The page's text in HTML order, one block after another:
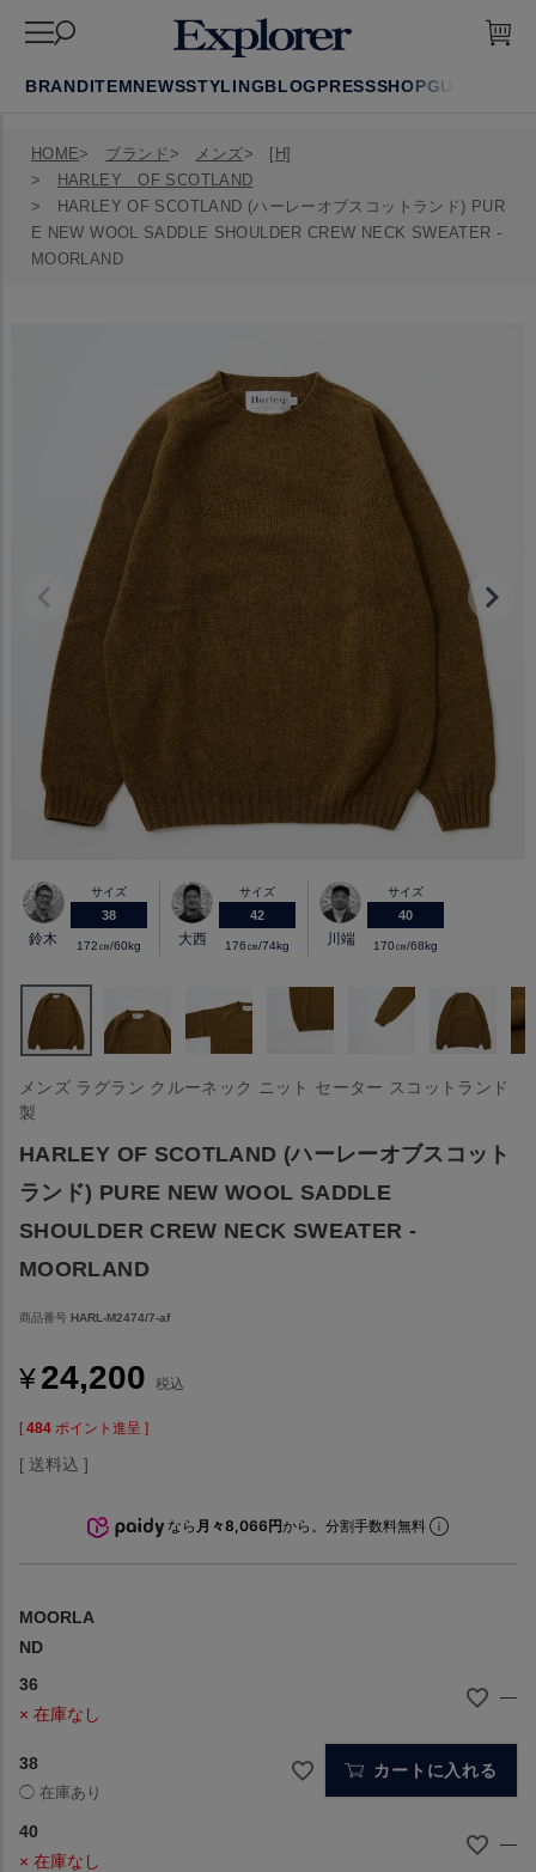
BRANDITEMNEWSSTYLINGBLOGPRESSSHOPGUIDE
HOME ブランド メンズ
[H]
HARLEY OF SCOTLAND
HARLEY OF SCOTLAND (ハーレーオブスコットランド) PUR
E NEW WOOL SADDLE SHOULDER CREW NECK SWEATER -
MOORLAND
鈴木
サイズ
38
172㎝/60kg 大西
サイズ
42
176㎝/74kg 川端
サイズ
40
170㎝/68kg
メンズ ラグラン クルーネック ニット セーター スコットランド
製
HARLEY OF SCOTLAND (ハーレーオブスコット
ランド) PURE NEW WOOL SADDLE
SHOULDER CREW NECK SWEATER -
MOORLAND
商品番号 HARL-M2474/7-af
¥24,200 税込
[ 484 ポイント進呈 ]
送料込
なら 月々8,066円から。分割手数料無料
MOORLA
ND
36
× 在庫なし
—
38 カートに入れる
40
× 在庫なし
—